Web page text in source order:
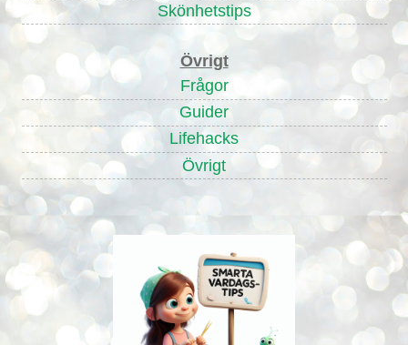
Skönhetstips
Övrigt
Frågor
Guider
Lifehacks
Övrigt